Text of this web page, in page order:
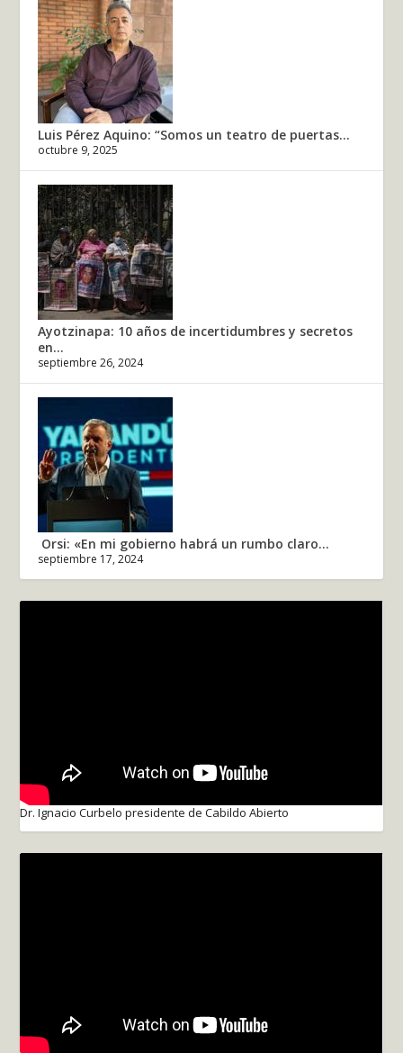
Luis Pérez Aquino: “Somos un teatro de puertas...
octubre 9, 2025
Ayotzinapa: 10 años de incertidumbres y secretos
en...
septiembre 26, 2024
Orsi: «En mi gobierno habrá un rumbo claro...
septiembre 17, 2024
Dr. Ignacio Curbelo presidente de Cabildo Abierto